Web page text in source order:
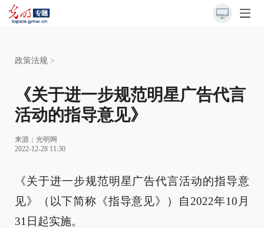
政策法规 >
《关于进一步规范明星广告代言
活动的指导意见》
来源： 光明网
2022-12-28 11:30
《关于进一步规范明星广告代言活动的指导意
见》（以下简称《指导意见》）自2022年10月
31日起实施。